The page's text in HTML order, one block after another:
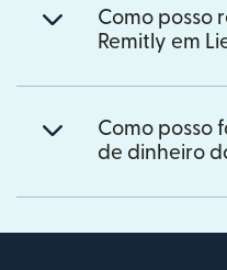
Como posso
Remitly em
Como posso
de dinheiro